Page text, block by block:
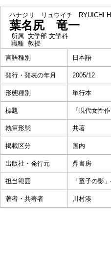
ハナジリ リュウイチ RYUICHI
葉名尻 竜一
所属 文学部 文学科
職種 教授
言語種別
日本語
発行・発表の年月 2005/12
形態種別 単行本
標題 『現代女性
執筆形態 共著
掲載区分 国内
出版社・発行元 鼎書房
担当範囲 「童子の影
著者・共著者 川村湊